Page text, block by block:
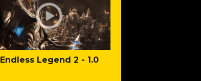
Endless Legend 2 - 1.0